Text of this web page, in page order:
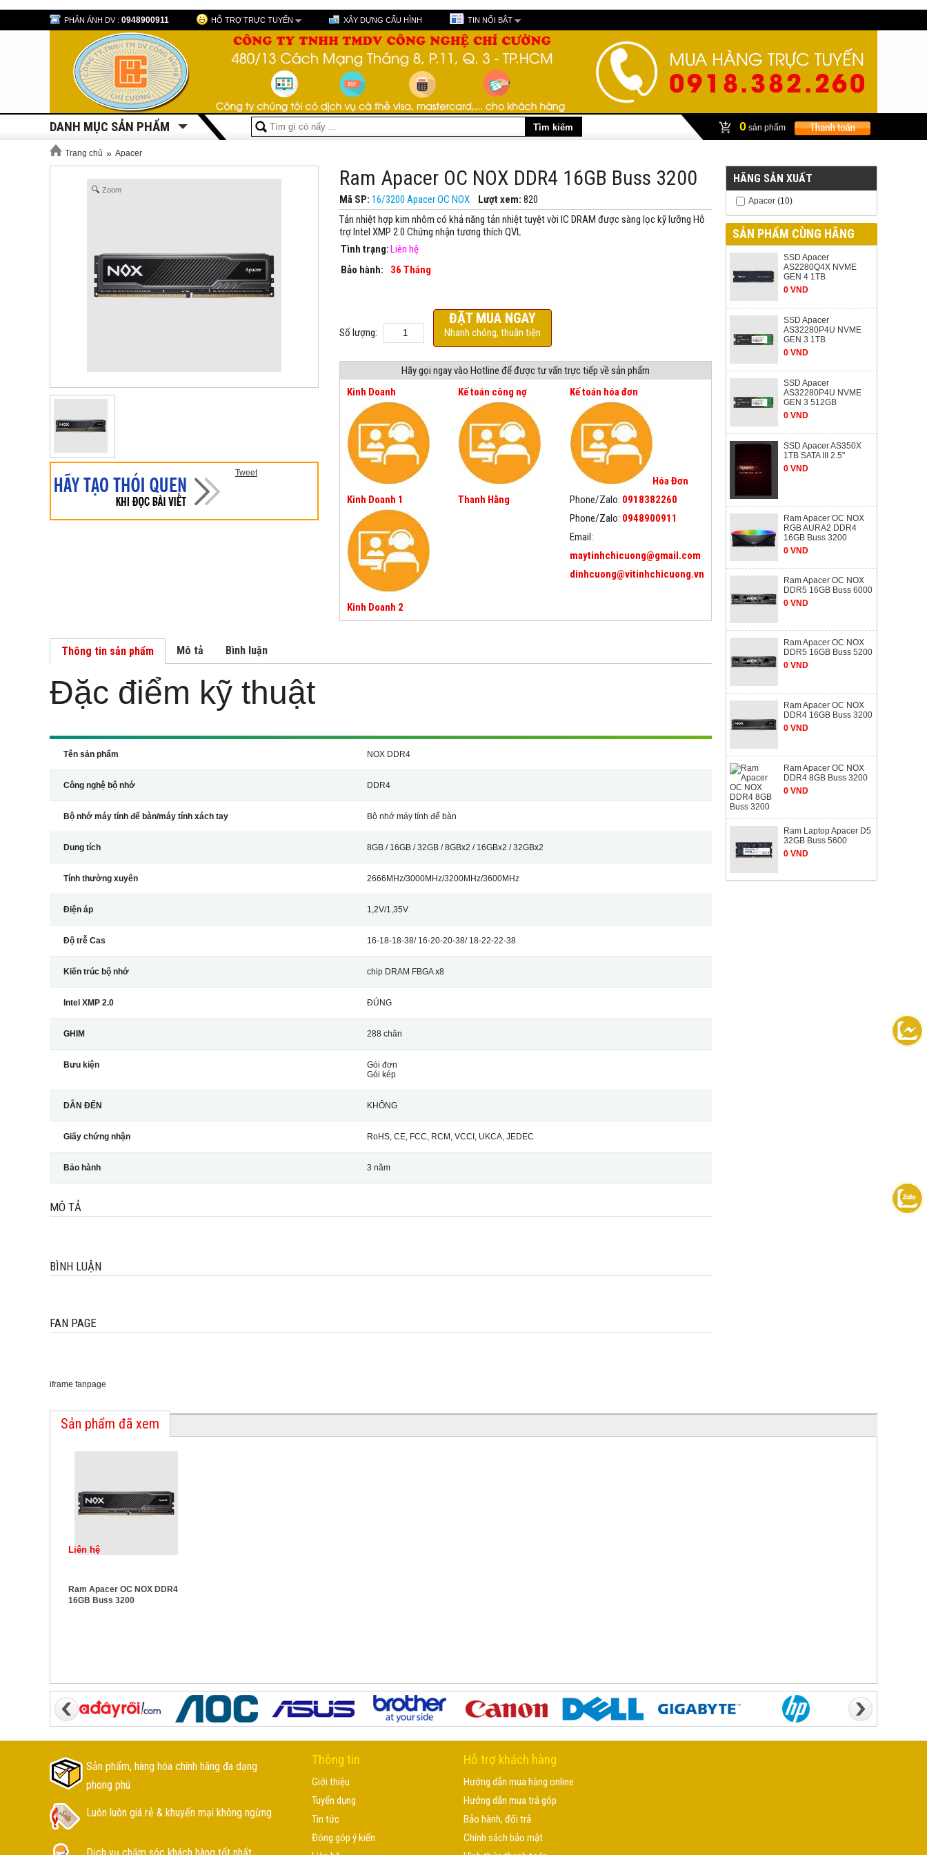
PHẢN ÁNH DV : 0948900911 HỖ TRỢ TRỰC TUYẾN XÂY DỰNG CẤU HÌNH TIN NỔI BẬT
DANH MỤC SẢN PHẨM 0 sản phẩm
Trang chủ » Apacer
Zoom
Tweet
Ram Apacer OC NOX DDR4 16GB Buss 3200
Mã SP: 16/3200 Apacer OC NOX Lượt xem: 820
Tản nhiệt hợp kim nhôm có khả năng tản nhiệt tuyệt vời IC DRAM được sàng lọc kỹ lưỡng Hỗ
trợ Intel XMP 2.0 Chứng nhận tương thích QVL
Tình trạng:Liên hệ
Bảo hành:
36 Tháng
Số lượng:
ĐẶT MUA NGAY
Nhanh chóng, thuận tiện
Hãy gọi ngay vào Hotline để được tư vấn trực tiếp về sản phẩm
Kinh Doanh
Kinh Doanh 1
Kinh Doanh 2
Kế toán công nợ
Thanh Hằng
Kế toán hóa đơn
Hóa Đơn
Phone/Zalo: 0918382260
Phone/Zalo: 0948900911
Email:
maytinhchicuong@gmail.com
dinhcuong@vitinhchicuong.vn
Thông tin sản phẩm Mô tả Bình luận
Đặc điểm kỹ thuật
Tên sản phẩm NOX DDR4
Công nghệ bộ nhớ DDR4
Bộ nhớ máy tính để bàn/máy tính xách tay Bộ nhớ máy tính để bàn
Dung tích 8GB / 16GB / 32GB / 8GBx2 / 16GBx2 / 32GBx2
Tính thường xuyên 2666MHz/3000MHz/3200MHz/3600MHz
Điện áp 1,2V/1,35V
Độ trễ Cas 16-18-18-38/ 16-20-20-38/ 18-22-22-38
Kiến trúc bộ nhớ chip DRAM FBGA x8
Intel XMP 2.0 ĐÚNG
GHIM 288 chân
Bưu kiện
Gói đơn
Gói kép
DẪN ĐẾN KHÔNG
Giấy chứng nhận RoHS, CE, FCC, RCM, VCCI, UKCA, JEDEC
Bảo hành 3 năm
MÔ TẢ
BÌNH LUẬN
FAN PAGE
iframe fanpage
HÃNG SẢN XUẤT
Apacer (10)
SẢN PHẨM CÙNG HÃNG
SSD Apacer
AS2280Q4X NVME
GEN 4 1TB
0 VND
SSD Apacer
AS32280P4U NVME
GEN 3 1TB
0 VND
SSD Apacer
AS32280P4U NVME
GEN 3 512GB
0 VND
SSD Apacer AS350X
1TB SATA III 2.5"
0 VND
Ram Apacer OC NOX
RGB AURA2 DDR4
16GB Buss 3200
0 VND
Ram Apacer OC NOX
DDR5 16GB Buss 6000
0 VND
Ram Apacer OC NOX
DDR5 16GB Buss 5200
0 VND
Ram Apacer OC NOX
DDR4 16GB Buss 3200
0 VND
Ram Apacer OC NOX
DDR4 8GB Buss 3200
0 VND
Ram Laptop Apacer D5
32GB Buss 5600
0 VND
Sản phẩm đã xem
Liên hệ
Ram Apacer OC NOX DDR4
16GB Buss 3200
Sản phẩm, hàng hóa chính hãng đa dạng
phong phú
Luôn luôn giá rẻ & khuyến mại không ngừng.
Thông tin
Giới thiệu
Tuyển dụng
Tin tức
Đóng góp ý kiến
Hỗ trợ khách hàng
Hướng dẫn mua hàng online
Hướng dẫn mua trả góp
Bảo hành, đổi trả
Chính sách bảo mật